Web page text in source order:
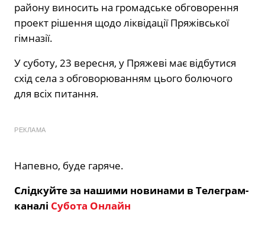
району виносить на громадське обговорення
проект рішення щодо ліквідації Пряжівської
гімназії.
У суботу, 23 вересня, у Пряжеві має відбутися
схід села з обговорюванням цього болючого
для всіх питання.
РЕКЛАМА
Напевно, буде гаряче.
Слідкуйте за нашими новинами в Телеграм-
каналі Субота Онлайн